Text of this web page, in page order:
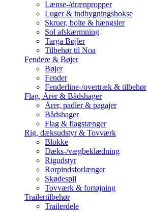
Lænse-/drænpropper
Luger & indbygningsbokse
Skruer, bolte & hængsler
Sol afskærmning
Targa Bøjler
Tilbehør til Noa
Fendere & Bøjer
Bøjer
Fender
Fenderline-/overtræk & tilbehør
Flag, Årer & Bådshager
Årer, padler & pagajer
Bådshager
Flag & flagstænger
Rig, dæksudstyr & Tovværk
Blokke
Dæks-/vægbeklædning
Rigudstyr
Rorpindsforlænger
Skødespil
Tovværk & fortøjning
Trailertilbehør
Trailerdele